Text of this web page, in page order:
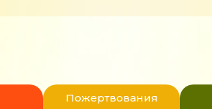
Пожертвования